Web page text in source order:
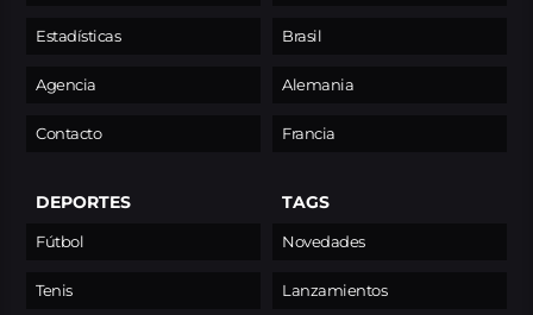
Estadísticas
Agencia
Contacto
Brasil
Alemania
Francia
DEPORTES
Fútbol
Tenis
TAGS
Novedades
Lanzamientos